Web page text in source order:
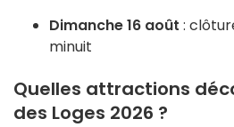
Dimanche 16 août :
minuit
Quelles attractions
des Loges 2026 ?